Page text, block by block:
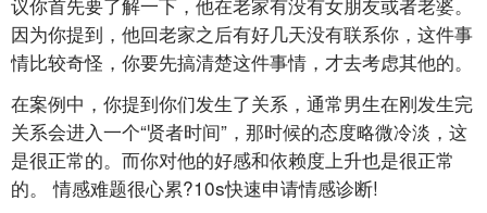
因为你提到，他回老家之后有好几天没有联系你，这件事
情比较奇怪，你要先搞清楚这件事情，才去考虑其他的。
在案例中，你提到你们发生了关系，通常男生在刚发生完
关系会进入一个“贤者时间”，那时候的态度略微冷淡，这
是很正常的。而你对他的好感和依赖度上升也是很正常
的。 情感难题很心累?10s快速申请情感诊断!